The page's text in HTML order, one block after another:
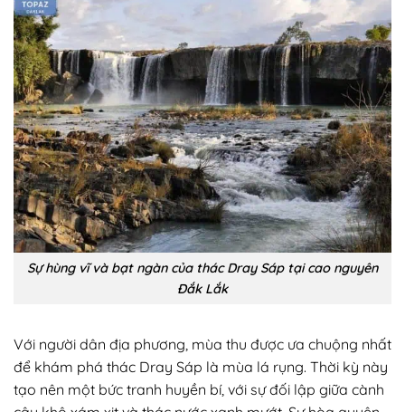
Sự hùng vĩ và bạt ngàn của thác Dray Sáp tại cao nguyên
Đắk Lắk
Với người dân địa phương, mùa thu được ưa chuộng nhất
để khám phá thác Dray Sáp là mùa lá rụng. Thời kỳ này
tạo nên một bức tranh huyền bí, với sự đối lập giữa cành